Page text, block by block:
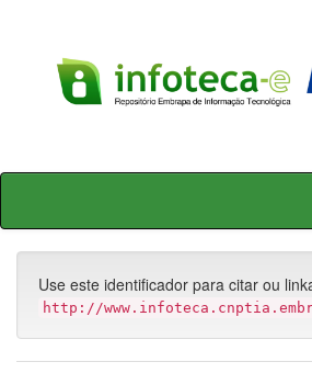
Skip
Use este identificador para citar ou
http://